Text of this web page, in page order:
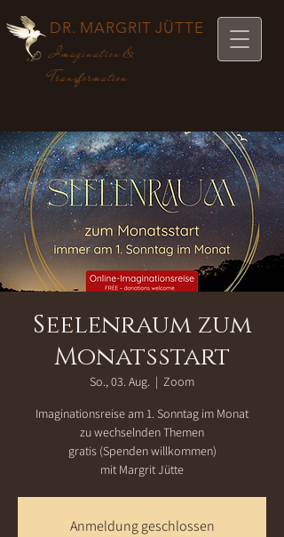
DR. MARGRIT JÜTTE
Imagination &
Transformation
Seelenraum zum
Monatsstart
So., 03. Aug.
  |
Zoom
Imaginationsreise am 1. Sonntag im Monat
zu wechselnden Themen
gratis (Spenden willkommen)
mit Margrit Jütte
Anmeldung geschlossen